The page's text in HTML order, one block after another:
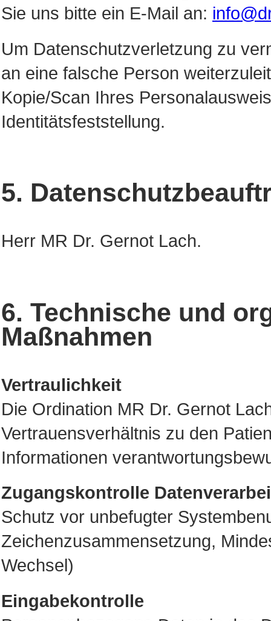
Sie uns bitte ein E-Mail an:
Um Datenschutzverletzung zu
an eine falsche Person
Kopie/Scan Ihres
Identitätsfeststellung.
5.
Herr MR Dr. Gernot Lach.
6. Technische und
Maßnahmen
Vertraulichkeit
Die Ordination MR Dr. Gernot
Vertrauensverhältnis zu den
Informationen
Zugangskontrolle
Schutz vor unbefugter
Zeichenzusammensetzung,
Wechsel)
Eingabekontrolle